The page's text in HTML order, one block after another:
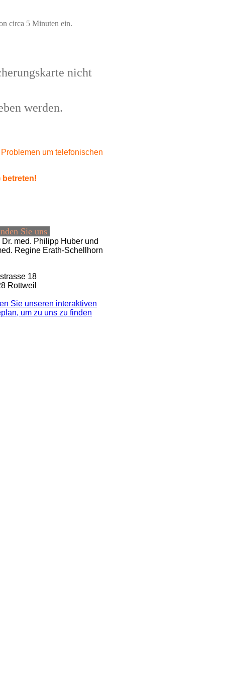
circa 5 Minuten ein.
nicht
werden.
um telefonischen
betreten!
Sie uns
Dr. med. Philipp Huber und
Regine Erath-Schellhorn
18
Rottweil
Sie unseren interaktiven
um zu uns zu finden